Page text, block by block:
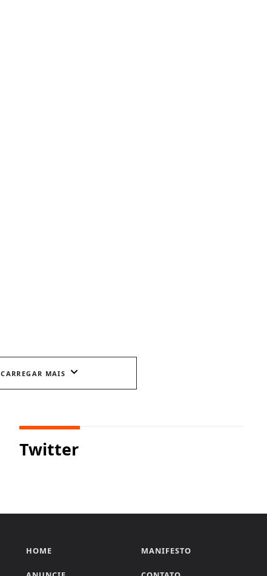
CARREGAR MAIS
Twitter
HOME MANIFESTO